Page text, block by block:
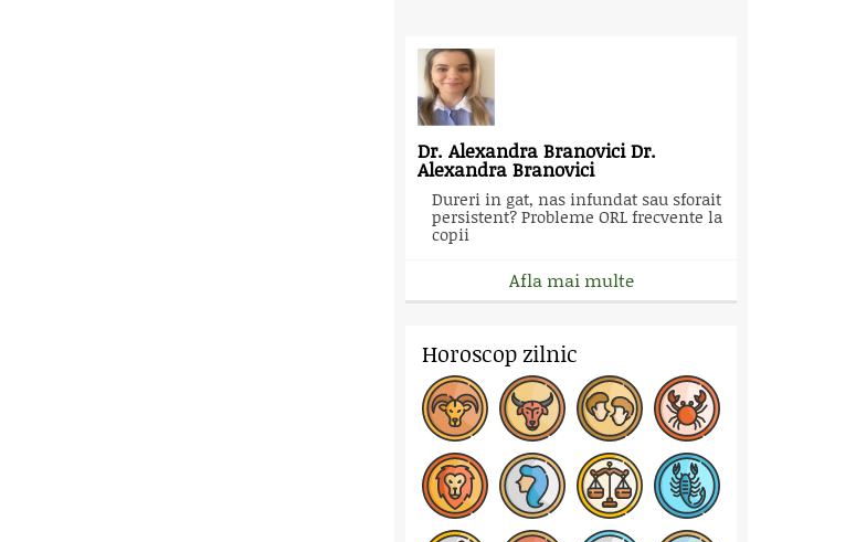
Dr. Alexandra Branovici Dr.
Alexandra Branovici
Dureri in gat, nas infundat sau sforait
persistent? Probleme ORL frecvente la
copii
Afla mai multe
Horoscop zilnic